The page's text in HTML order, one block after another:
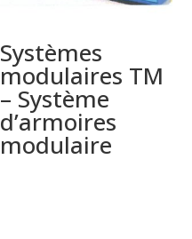
Systèmes
modulaires TM
– Système
d’armoires
modulaire